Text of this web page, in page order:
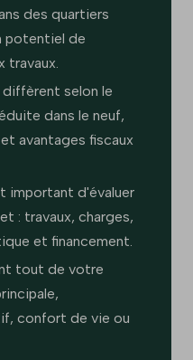
des quartiers
potentiel de
travaux.
diffèrent selon le
dans le neuf,
avantages fiscaux
important d'évaluer
: travaux, charges,
et financement.
tout de votre
confort de vie ou